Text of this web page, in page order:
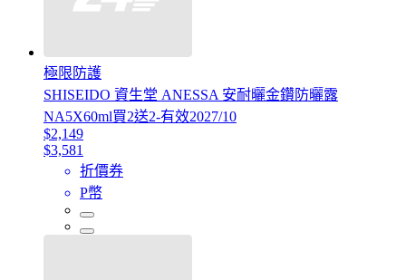
極限防護
SHISEIDO 資生堂 ANESSA 安耐曬金鑽防曬露
NA5X60ml買2送2-有效2027/10
$2,149
$3,581
折價券
P幣